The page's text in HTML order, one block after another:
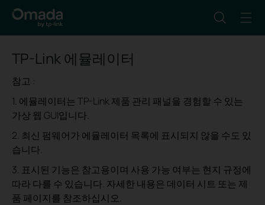
TP-Link 에뮬레이터
참고 :
1. 에뮬레이터는 TP-Link 제품 관리 패널을 경험할 수 있는
가상 웹 GUI입니다.
2. 최신 펌웨어가 에뮬레이터 목록에 표시되지 않을 수도 있
습니다.
3. 표시된 기능은 참고용이며 사용 가능 여부는 현지 규정에
따라 다를 수 있습니다. 자세한 내용은 데이터 시트 또는 제
품 페이지를 참조하십시오.